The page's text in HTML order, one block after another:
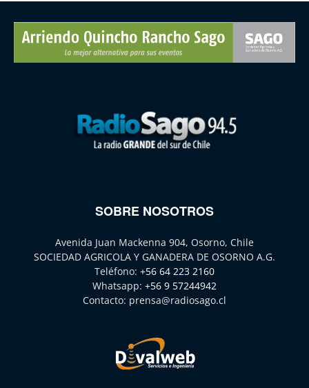
SOBRE NOSOTROS
Avenida Juan Mackenna 904, Osorno, Chile
SOCIEDAD AGRICOLA Y GANADERA DE OSORNO A.G.
Teléfono: +56 64 223 2160
Whatsapp: +56 9 57244942
Contacto: prensa@radiosago.cl